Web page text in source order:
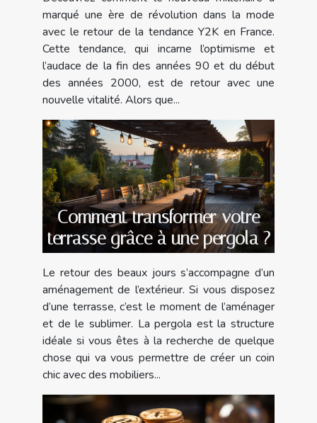
marqué une ère de révolution dans la mode
avec le retour de la tendance Y2K en France.
Cette tendance, qui incarne l’optimisme et
l’audace de la fin des années 90 et du début
des années 2000, est de retour avec une
nouvelle vitalité. Alors que...
Comment transformer votre
terrasse grâce à une pergola ?
Le retour des beaux jours s’accompagne d’un
aménagement de l’extérieur. Si vous disposez
d’une terrasse, c’est le moment de l’aménager
et de le sublimer. La pergola est la structure
idéale si vous êtes à la recherche de quelque
chose qui va vous permettre de créer un coin
chic avec des mobiliers...